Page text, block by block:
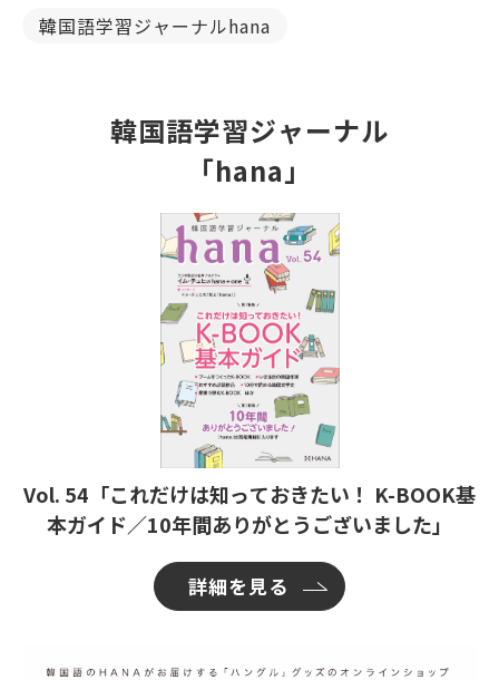
韓国語学習ジャーナルhana
韓国語学習ジャーナル
「hana」
Vol. 54「これだけは知っておきたい！ K-BOOK基
本ガイド／10年間ありがとうございました」
詳細を見る